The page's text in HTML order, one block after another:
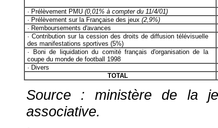
· Prélèvement PMU (0,01% à compter du 11/4/01)
· Prélèvement sur la Française des jeux (2,9%)
· Remboursements d'avances
· Contribution sur la cession des droits de diffusion télévisuelle
des manifestations sportives (5%)
· Boni de liquidation du comité français d'organisation de la
coupe du monde de football 1998
· Divers
TOTAL
Source : ministère de la
associative.